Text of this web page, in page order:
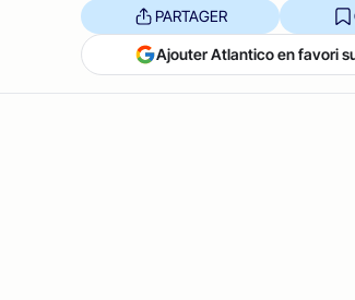
PARTAGER
Ajouter Atlantico en favori